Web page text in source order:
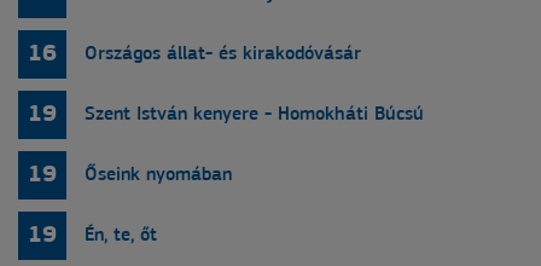
16 Országos állat- és kirakodóvásár
19 Szent István kenyere - Homokháti Búcsú
19 Őseink nyomában
19 Én, te, őt